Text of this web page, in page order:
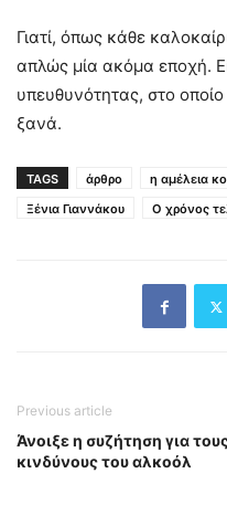
Γιατί, όπως κάθε
απλώς μία ακόμα εποχή.
υπευθυνότητας, στο
ξανά.
TAGS άρθρο η αμέλεια
Ξένια Γιαννάκου
Ο χρόνος
Previous article
Άνοιξε η συζήτηση για
κινδύνους του αλκοόλ